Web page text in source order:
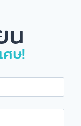
น
ศษ!